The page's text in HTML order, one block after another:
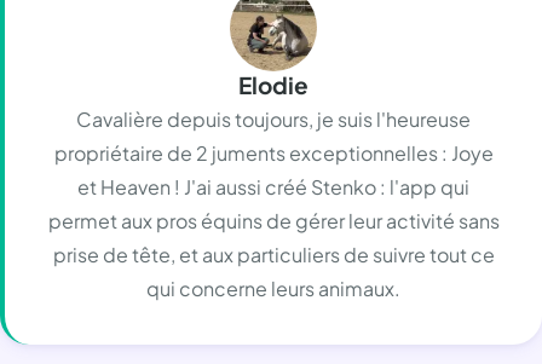
Elodie
Cavalière depuis toujours, je suis l'heureuse
propriétaire de 2 juments exceptionnelles : Joye
et Heaven ! J'ai aussi créé Stenko : l'app qui
permet aux pros équins de gérer leur activité sans
prise de tête, et aux particuliers de suivre tout ce
qui concerne leurs animaux.